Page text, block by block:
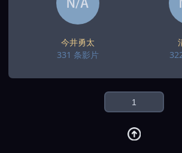
今井勇太
331 条影片